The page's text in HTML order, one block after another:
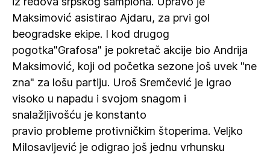
Maksimović asistirao Ajdaru, za prvi gol
beogradske ekipe. I kod drugog
pogotka"Grafosa" je pokretač akcije bio Andrija
Maksimović, koji od početka sezone još uvek "ne
zna" za lošu partiju. Uroš Sremčević je igrao
visoko u napadu i svojom snagom i
snalažljivošću je konstanto
pravio probleme protivničkim štoperima. Veljko
Milosavljević je odigrao još jednu vrhunsku